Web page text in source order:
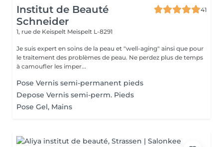
Institut de Beauté
Schneider
41
1, rue de Keispelt Meispelt L-8291
Je suis expert en soins de la peau et "well-aging" ainsi que pour
le traitement des problèmes de peau. Ne perdez plus de temps
à camoufler les imper...
Pose Vernis semi-permanent pieds
Depose Vernis semi-perm. Pieds
Pose Gel, Mains